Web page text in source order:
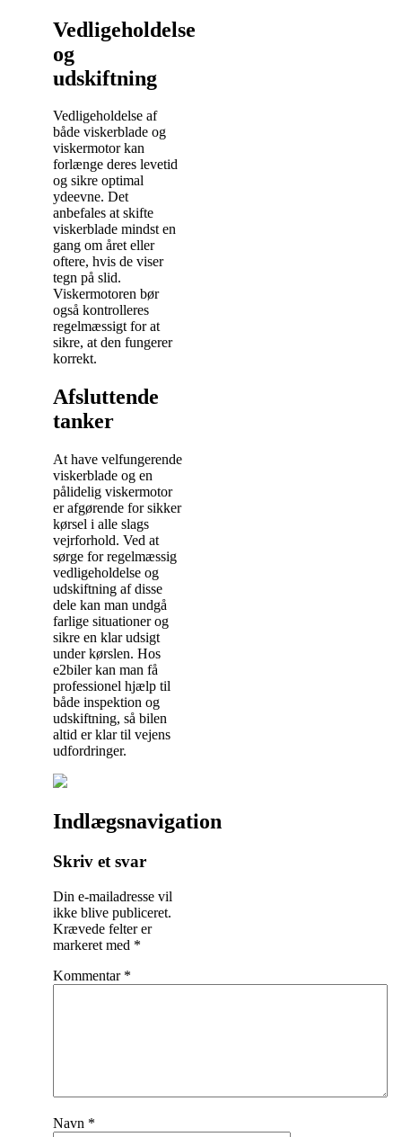
Vedligeholdelse
og
udskiftning
Vedligeholdelse af
både viskerblade og
viskermotor kan
forlænge deres levetid
og sikre optimal
ydeevne. Det
anbefales at skifte
viskerblade mindst en
gang om året eller
oftere, hvis de viser
tegn på slid.
Viskermotoren bør
også kontrolleres
regelmæssigt for at
sikre, at den fungerer
korrekt.
Afsluttende
tanker
At have velfungerende
viskerblade og en
pålidelig viskermotor
er afgørende for sikker
kørsel i alle slags
vejrforhold. Ved at
sørge for regelmæssig
vedligeholdelse og
udskiftning af disse
dele kan man undgå
farlige situationer og
sikre en klar udsigt
under kørslen. Hos
e2biler kan man få
professionel hjælp til
både inspektion og
udskiftning, så bilen
altid er klar til vejens
udfordringer.
Indlægsnavigation
Skriv et svar
Din e-mailadresse vil
ikke blive publiceret.
Krævede felter er
markeret med *
Kommentar *
Navn *